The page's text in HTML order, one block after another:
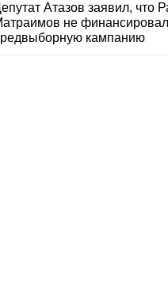
Атазов заявил, что
не
кампанию